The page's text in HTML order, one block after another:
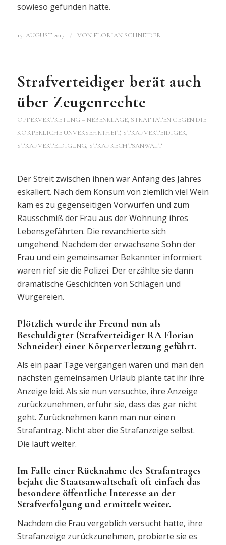
sowieso gefunden hätte.
15. AUGUST 2017 / VON FLORIAN SCHNEIDER
Strafverteidiger berät auch
über Zeugenrechte
OPFERVERTRETUNG – NEBENKLAGE, STRAFTATEN GEGEN DIE
KÖRPERLICHE UNVERSEHRTHEIT, STRAFVERTEIDIGER,
STRAFVERTEIDIGUNG, STRAFRECHTSANWALT
Der Streit zwischen ihnen war Anfang des Jahres
eskaliert. Nach dem Konsum von ziemlich viel Wein
kam es zu gegenseitigen Vorwürfen und zum
Rausschmiß der Frau aus der Wohnung ihres
Lebensgefährten. Die revanchierte sich
umgehend. Nachdem der erwachsene Sohn der
Frau und ein gemeinsamer Bekannter informiert
waren rief sie die Polizei. Der erzählte sie dann
dramatische Geschichten von Schlägen und
Würgereien.
Plötzlich wurde ihr Freund nun als
Beschuldigter (Strafverteidiger RA Florian
Schneider) einer Körperverletzung geführt.
Als ein paar Tage vergangen waren und man den
nächsten gemeinsamen Urlaub plante tat ihr ihre
Anzeige leid. Als sie nun versuchte, ihre Anzeige
zurückzunehmen, erfuhr sie, dass das gar nicht
geht. Zurücknehmen kann man nur einen
Strafantrag. Nicht aber die Strafanzeige selbst.
Die läuft weiter.
Im Falle einer Rücknahme des Strafantrages
bejaht die Staatsanwaltschaft oft einfach das
besondere öffentliche Interesse an der
Strafverfolgung und ermittelt weiter.
Nachdem die Frau vergeblich versucht hatte, ihre
Strafanzeige zurückzunehmen, probierte sie es